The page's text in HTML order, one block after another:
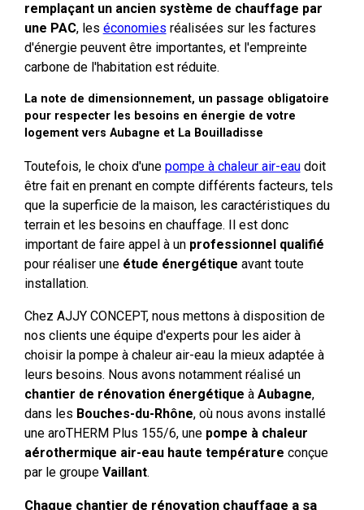
remplaçant un ancien système de chauffage par
une PAC, les économies réalisées sur les factures
d'énergie peuvent être importantes, et l'empreinte
carbone de l'habitation est réduite.
La note de dimensionnement, un passage obligatoire
pour respecter les besoins en énergie de votre
logement vers Aubagne et La Bouilladisse
Toutefois, le choix d'une pompe à chaleur air-eaudoit
être fait en prenant en compte différents facteurs, tels
que la superficie de la maison, les caractéristiques du
terrain et les besoins en chauffage. Il est donc
important de faire appel à un professionnel qualifié
pour réaliser une étude énergétique avant toute
installation.
Chez AJJY CONCEPT, nous mettons à disposition de
nos clients une équipe d'experts pour les aider à
choisir la pompe à chaleur air-eau la mieux adaptée à
leurs besoins. Nous avons notamment réalisé un
chantier de rénovation énergétique à Aubagne,
dans les Bouches-du-Rhône, où nous avons installé
une aroTHERM Plus 155/6, une pompe à chaleur
aérothermique air-eau haute température conçue
par le groupe Vaillant.
Chaque chantier de rénovation chauffage a sa